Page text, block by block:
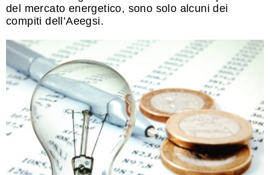
del mercato energetico, sono solo alcuni dei
compiti dell’Aeegsi.